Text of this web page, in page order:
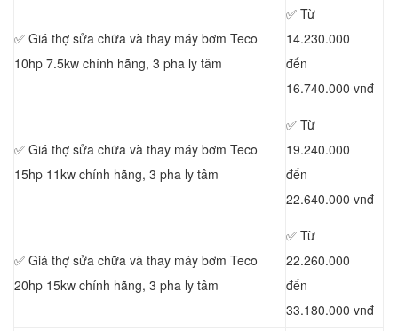
✅ Giá thợ sửa chữa và thay máy bơm Teco
10hp 7.5kw chính hãng, 3 pha ly tâm
✅ Từ
14.230.000
đến
16.740.000 vnđ
✅ Giá thợ sửa chữa và thay máy bơm Teco
15hp 11kw chính hãng, 3 pha ly tâm
✅ Từ
19.240.000
đến
22.640.000 vnđ
✅ Giá thợ sửa chữa và thay máy bơm Teco
20hp 15kw chính hãng, 3 pha ly tâm
✅ Từ
22.260.000
đến
33.180.000 vnđ